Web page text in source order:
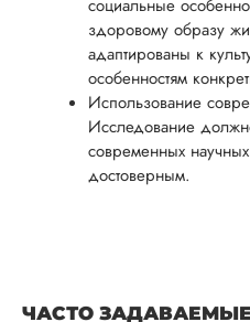
социальные
здоровому образу
адаптированы к
особенностям
Использование
Исследование
современных
достоверным.
ЧАСТО